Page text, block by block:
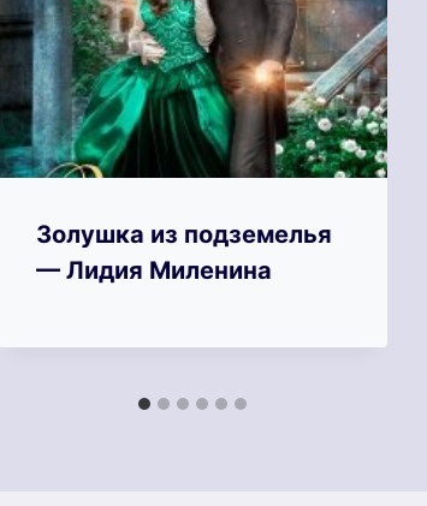
Золушка из подземелья
— Лидия Миленина